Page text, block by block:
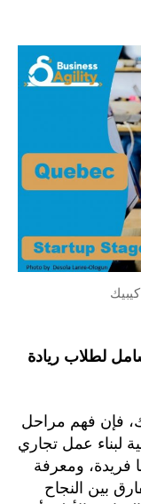
لطلاب ريادة
فإن فهم مراحل
لبناء عمل تجاري
ومعرفة
بين النجاح